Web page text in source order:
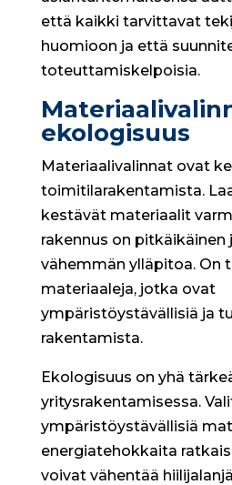
että kaikki tarvittavat
huomioon ja että
toteuttamiskelpoisia.
ekologisuus
Materiaalivalinnat ovat
toimitilarakentamista.
kestävät materiaalit
rakennus on pitkäikäinen
vähemmän ylläpitoa. On
materiaaleja, jotka ovat
ympäristöystävällisiä ja
rakentamista.
Ekologisuus on yhä
yritysrakentamisessa.
ympäristöystävällisiä
energiatehokkaita
voivat vähentää